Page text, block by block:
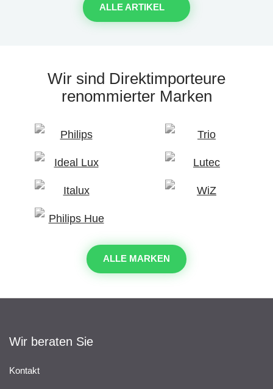
ALLE ARTIKEL
Wir sind Direktimporteure
renommierter Marken
ALLE MARKEN
Wir beraten Sie
Kontakt